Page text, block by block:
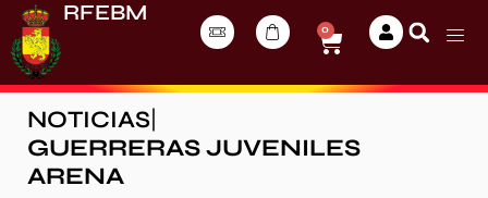
RFEBM
0
NOTICIAS
GUERRERAS JUVENILES
ARENA